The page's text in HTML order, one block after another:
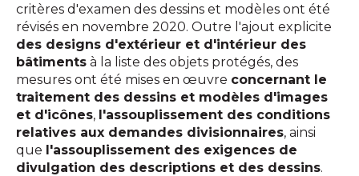
critères d'examen des dessins et modèles ont été
révisés en novembre 2020. Outre l'ajout explicite
des designs d'extérieur et d'intérieur des
bâtiments à la liste des objets protégés, des
mesures ont été mises en œuvre concernant le
traitement des dessins et modèles d'images
et d'icônes, l'assouplissement des conditions
relatives aux demandes divisionnaires, ainsi
que l'assouplissement des exigences de
divulgation des descriptions et des dessins.